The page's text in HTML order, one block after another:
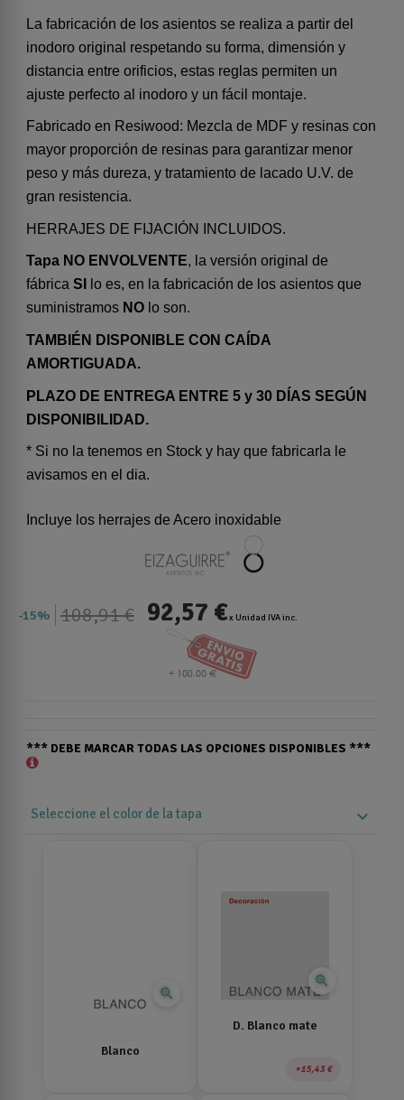
La fabricación de los asientos se realiza a partir del
inodoro original respetando su forma, dimensión y
distancia entre orificios, estas reglas permiten un
ajuste perfecto al inodoro y un fácil montaje.
Fabricado en Resiwood: Mezcla de MDF y resinas con
mayor proporción de resinas para garantizar menor
peso y más dureza, y tratamiento de lacado U.V. de
gran resistencia.
HERRAJES DE FIJACIÓN INCLUIDOS.
Tapa NO ENVOLVENTE, la versión original de
fábrica SI
lo es, en la fabricación de los asientos que
suministramos NO lo son.
TAMBIÉN DISPONIBLE CON CAÍDA
AMORTIGUADA.
PLAZO DE ENTREGA ENTRE 5 y 30 DÍAS SEGÚN
DISPONIBILIDAD.
* Si no la tenemos en Stock y hay que fabricarla le
avisamos en el dia.
Incluye los herrajes de Acero inoxidable
15% 108,91 € 92,57 €x Unidad IVA inc.
*** DEBE MARCAR TODAS LAS OPCIONES DISPONIBLES ***
Seleccione el color de la tapa expand_more
zoom_in
Blanco
zoom_in
D. Blanco mate
15,43 €